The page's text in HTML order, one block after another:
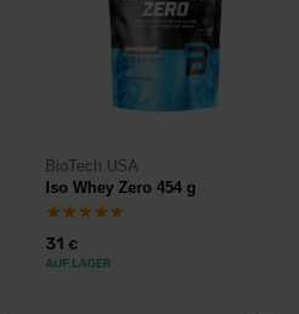
BioTech USA
Iso Whey Zero 454 g
31 €
AUF LAGER